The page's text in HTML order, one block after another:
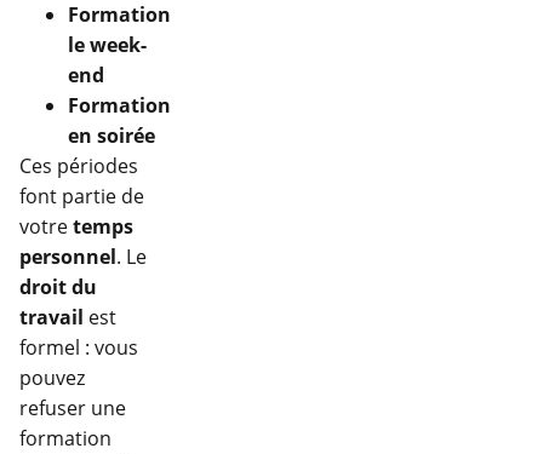
Formation
le week-
end
Formation
en soirée
Ces périodes
font partie de
votretemps
personnel. Le
droit du
travail est
formel : vous
pouvez
refuser une
formation